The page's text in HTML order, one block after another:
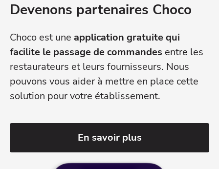
Devenons partenaires Choco
Choco est une application gratuite qui
facilite le passage de commandes entre les
restaurateurs et leurs fournisseurs. Nous
pouvons vous aider à mettre en place cette
solution pour votre établissement.
En savoir plus